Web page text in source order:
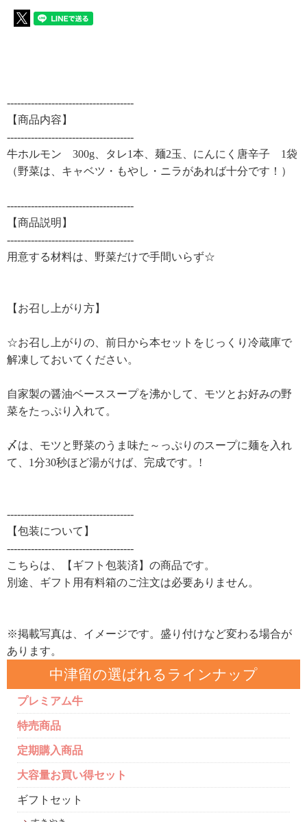
-------------------------------------
【商品内容】
-------------------------------------
牛ホルモン 300g、タレ1本、麺2玉、にんにく唐辛子 1袋
（野菜は、キャベツ・もやし・ニラがあれば十分です！）
-------------------------------------
【商品説明】
-------------------------------------
用意する材料は、野菜だけで手間いらず☆
【お召し上がり方】
☆お召し上がりの、前日から本セットをじっくり冷蔵庫で
解凍しておいてください。
自家製の醤油ベーススープを沸かして、モツとお好みの野
菜をたっぷり入れて。
〆は、モツと野菜のうま味た～っぷりのスープに麺を入れ
て、1分30秒ほど湯がけば、完成です。!
-------------------------------------
【包装について】
-------------------------------------
こちらは、【ギフト包装済】の商品です。
別途、ギフト用有料箱のご注文は必要ありません。
※掲載写真は、イメージです。盛り付けなど変わる場合が
あります。
中津留の選ばれるラインナップ
プレミアム牛
特売商品
定期購入商品
大容量お買い得セット
ギフトセット